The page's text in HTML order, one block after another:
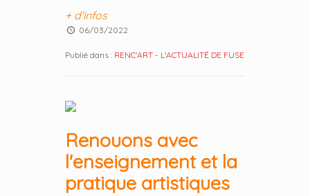
+ d'infos
06/03/2022
Publié dans : RENC'ART - L'ACTUALITÉ DE FUSE
Renouons avec
l'enseignement et la
pratique artistiques